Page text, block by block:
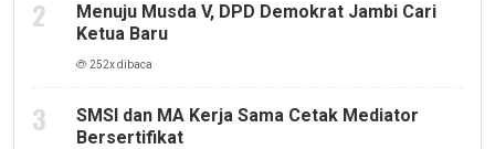
Menuju Musda V, DPD Demokrat Jambi Cari
Ketua Baru
252x dibaca
SMSI dan MA Kerja Sama Cetak Mediator
Bersertifikat